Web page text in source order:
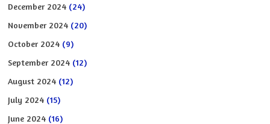
December 2024 (24)
November 2024 (20)
October 2024 (9)
September 2024 (12)
August 2024 (12)
July 2024 (15)
June 2024 (16)